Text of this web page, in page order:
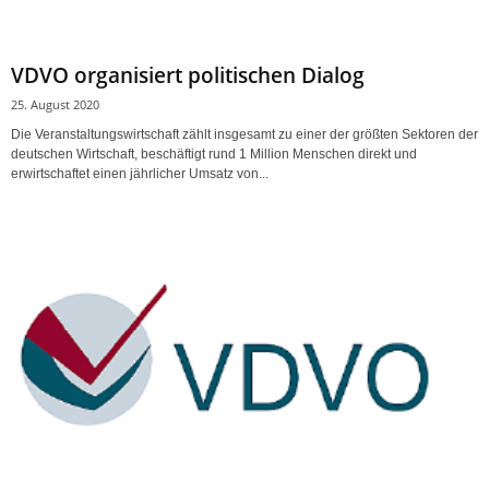
VDVO organisiert politischen Dialog
25. August 2020
Die Veranstaltungswirtschaft zählt insgesamt zu einer der größten Sektoren der
deutschen Wirtschaft, beschäftigt rund 1 Million Menschen direkt und
erwirtschaftet einen jährlicher Umsatz von...